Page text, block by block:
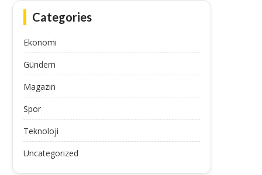
Categories
Ekonomi
Gündem
Magazin
Spor
Teknoloji
Uncategorized